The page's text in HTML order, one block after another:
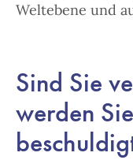
Weltebene und
Sind Sie
werden